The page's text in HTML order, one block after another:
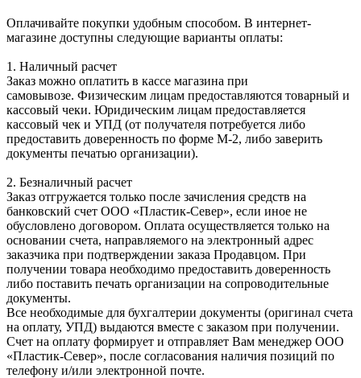
Оплачивайте покупки удобным способом. В интернет-
магазине доступны следующие варианты оплаты:
1. Наличный расчет
Заказ можно оплатить в кассе магазина при
самовывозе. Физическим лицам предоставляются товарный и
кассовый чеки. Юридическим лицам предоставляется
кассовый чек и УПД (от получателя потребуется либо
предоставить доверенность по форме М-2, либо заверить
документы печатью организации).
2. Безналичный расчет
Заказ отгружается только после зачисления средств на
банковский счет ООО «Пластик-Север», если иное не
обусловлено договором. Оплата осуществляется только на
основании счета, направляемого на электронный адрес
заказчика при подтверждении заказа Продавцом. При
получении товара необходимо предоставить доверенность
либо поставить печать организации на сопроводительные
документы.
Все необходимые для бухгалтерии документы (оригинал счета
на оплату, УПД) выдаются вместе с заказом при получении.
Счет на оплату формирует и отправляет Вам менеджер ООО
«Пластик-Север», после согласования наличия позиций по
телефону и/или электронной почте.